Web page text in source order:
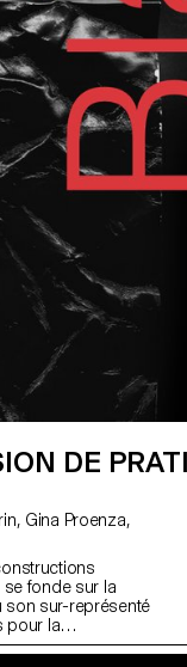
DE
fonde sur la
son sur-représenté
pour la